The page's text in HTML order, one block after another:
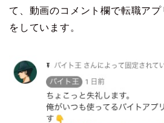
て、動画のコメント欄で転職アプ
をしています。